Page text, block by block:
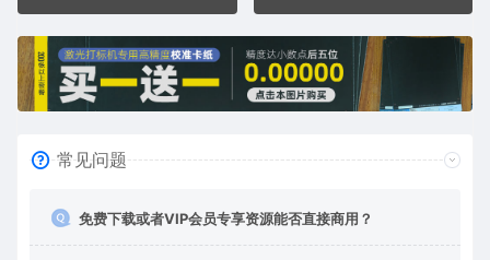
常见问题
免费下载或者VIP会员专享资源能否直接商用？